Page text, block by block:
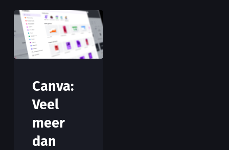
Canva:
Veel
meer
dan